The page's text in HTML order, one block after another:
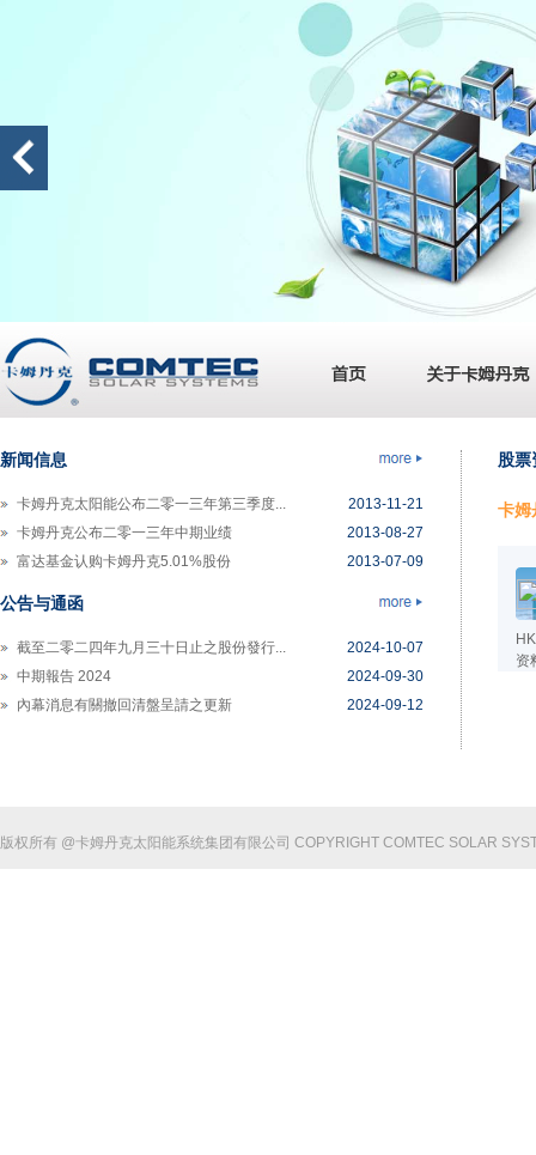
新闻信息
卡姆丹克马来西亚厂房开始试产
卡姆丹克公布二零一四年第一季度业绩
卡姆丹克先旧后新配股集资 7.7 千万港...
2014-04-07
卡姆丹克太阳能公布二零一三年第三季度...
2013-11-21
卡姆丹克公布二零一三年中期业绩
2013-08-27
富达基金认购卡姆丹克5.01%股份
2013-07-09
卡姆丹克太阳能公布二零一三年度第一季...
公告与通函
截至二零二四年九月三十日止之股份發行...
2024-10-07
中期報告 2024
2024-09-30
內幕消息有關撤回清盤呈請之更新
2024-09-12
股票
卡姆
资
版权所有 @卡姆丹克太阳能系统集团有限公司 COPYRIGHT COMTEC SOLAR